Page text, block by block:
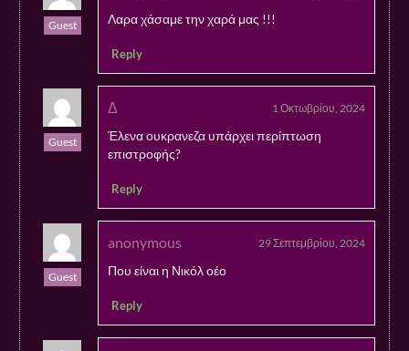
Guest Λαρα χάσαμε την χαρά μας !!!
Reply
Guest
Δ 1 Οκτωβρίου, 2024
Έλενα ουκρανεζα υπάρχει περίπτωση
επιστροφής?
Reply
Guest
anonymous 29 Σεπτεμβρίου, 2024
Που είναι η Νικόλ οέο
Reply